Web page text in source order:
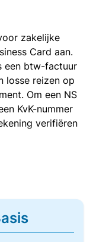
zakelijke
Card aan.
een btw-factuur
losse reizen op
Om een NS
KvK-nummer
verifiëren